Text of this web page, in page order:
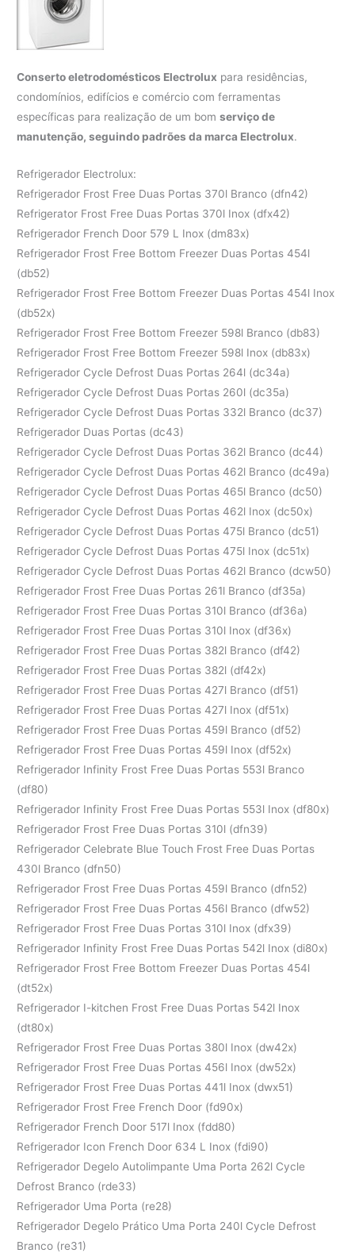
Conserto eletrodomésticos Electrolux para residências,
condomínios, edifícios e comércio com ferramentas
específicas para realização de um bomserviço de
manutenção, seguindo padrões da marca Electrolux.
Refrigerador Electrolux:
Refrigerador Frost Free Duas Portas 370l Branco (dfn42)
Refrigerator Frost Free Duas Portas 370l Inox (dfx42)
Refrigerador French Door 579 L Inox (dm83x)
Refrigerador Frost Free Bottom Freezer Duas Portas 454l
(db52)
Refrigerador Frost Free Bottom Freezer Duas Portas 454l Inox
(db52x)
Refrigerador Frost Free Bottom Freezer 598l Branco (db83)
Refrigerador Frost Free Bottom Freezer 598l Inox (db83x)
Refrigerador Cycle Defrost Duas Portas 264l (dc34a)
Refrigerador Cycle Defrost Duas Portas 260l (dc35a)
Refrigerador Cycle Defrost Duas Portas 332l Branco (dc37)
Refrigerador Duas Portas (dc43)
Refrigerador Cycle Defrost Duas Portas 362l Branco (dc44)
Refrigerador Cycle Defrost Duas Portas 462l Branco (dc49a)
Refrigerador Cycle Defrost Duas Portas 465l Branco (dc50)
Refrigerador Cycle Defrost Duas Portas 462l Inox (dc50x)
Refrigerador Cycle Defrost Duas Portas 475l Branco (dc51)
Refrigerador Cycle Defrost Duas Portas 475l Inox (dc51x)
Refrigerador Cycle Defrost Duas Portas 462l Branco (dcw50)
Refrigerador Frost Free Duas Portas 261l Branco (df35a)
Refrigerador Frost Free Duas Portas 310l Branco (df36a)
Refrigerador Frost Free Duas Portas 310l Inox (df36x)
Refrigerador Frost Free Duas Portas 382l Branco (df42)
Refrigerador Frost Free Duas Portas 382l (df42x)
Refrigerador Frost Free Duas Portas 427l Branco (df51)
Refrigerador Frost Free Duas Portas 427l Inox (df51x)
Refrigerador Frost Free Duas Portas 459l Branco (df52)
Refrigerador Frost Free Duas Portas 459l Inox (df52x)
Refrigerador Infinity Frost Free Duas Portas 553l Branco
(df80)
Refrigerador Infinity Frost Free Duas Portas 553l Inox (df80x)
Refrigerador Frost Free Duas Portas 310l (dfn39)
Refrigerador Celebrate Blue Touch Frost Free Duas Portas
430l Branco (dfn50)
Refrigerador Frost Free Duas Portas 459l Branco (dfn52)
Refrigerador Frost Free Duas Portas 456l Branco (dfw52)
Refrigerador Frost Free Duas Portas 310l Inox (dfx39)
Refrigerador Infinity Frost Free Duas Portas 542l Inox (di80x)
Refrigerador Frost Free Bottom Freezer Duas Portas 454l
(dt52x)
Refrigerador I-kitchen Frost Free Duas Portas 542l Inox
(dt80x)
Refrigerador Frost Free Duas Portas 380l Inox (dw42x)
Refrigerador Frost Free Duas Portas 456l Inox (dw52x)
Refrigerador Frost Free Duas Portas 441l Inox (dwx51)
Refrigerador Frost Free French Door (fd90x)
Refrigerador French Door 517l Inox (fdd80)
Refrigerador Icon French Door 634 L Inox (fdi90)
Refrigerador Degelo Autolimpante Uma Porta 262l Cycle
Defrost Branco (rde33)
Refrigerador Uma Porta (re28)
Refrigerador Degelo Prático Uma Porta 240l Cycle Defrost
Branco (re31)